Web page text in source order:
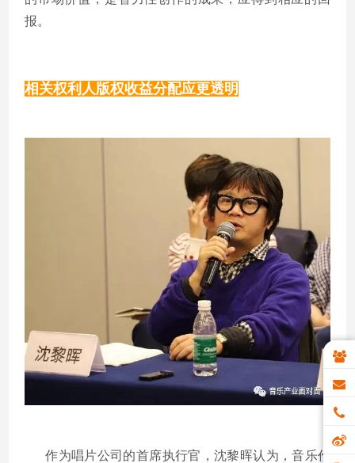
报。
相关权利人版权收益分配应更透明
作为唱片公司的首席执行官，沈黎晖认为，音乐作